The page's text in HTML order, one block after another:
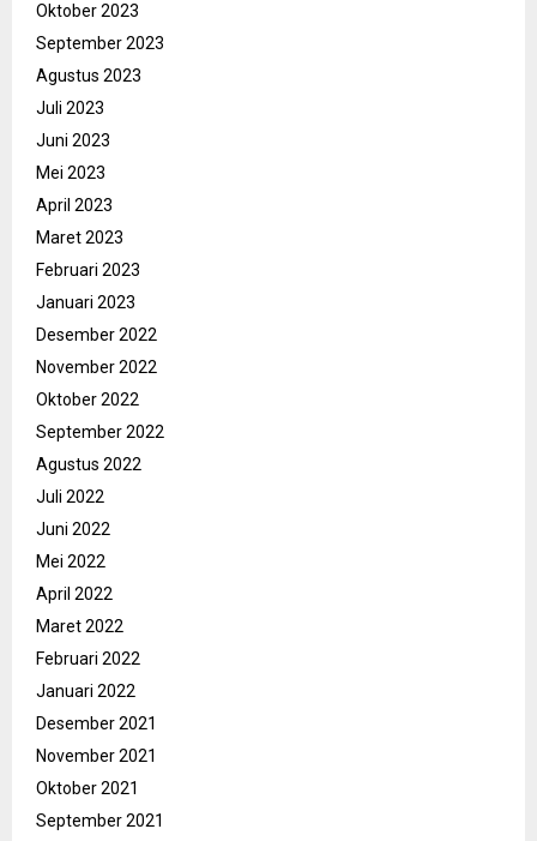
Oktober 2023
September 2023
Agustus 2023
Juli 2023
Juni 2023
Mei 2023
April 2023
Maret 2023
Februari 2023
Januari 2023
Desember 2022
November 2022
Oktober 2022
September 2022
Agustus 2022
Juli 2022
Juni 2022
Mei 2022
April 2022
Maret 2022
Februari 2022
Januari 2022
Desember 2021
November 2021
Oktober 2021
September 2021